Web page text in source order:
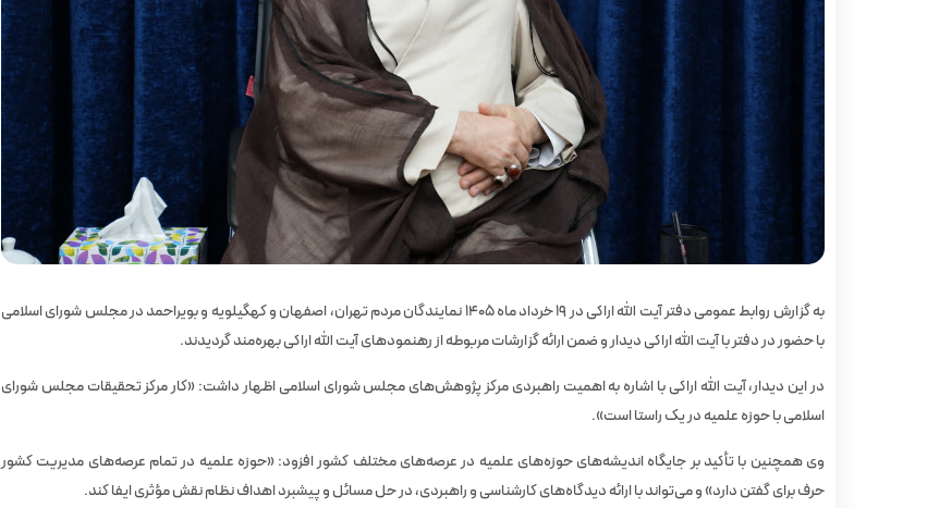
به گزارش روابط عمومی دفتر آیت‌ الله اراکی در ۱۹ خرداد ماه ۱۴۰۵ نمایندگان مردم تهران، اصفهان و کهگیلویه و بویراحمد در مجلس شورای اسلامی
با حضور در دفتر با آیت‌ الله اراکی دیدار و ضمن ارائه گزارشات مربوطه از رهنمود‌های آیت‌ الله اراکی بهره‌مند گردیدند.
در این دیدار، آیت‌ الله اراکی با اشاره به اهمیت راهبردی مرکز پژوهش‌های مجلس شورای اسلامی اظهار داشت: «کار مرکز تحقیقات مجلس شورای
اسلامی با حوزه علمیه در یک راستا است».
وی همچنین با تأکید بر جایگاه اندیشه‌های حوزه‌های علمیه در عرصه‌های مختلف کشور افزود: «حوزه علمیه در تمام عرصه‌های مدیریت کشور
حرف برای گفتن دارد» و می‌تواند با ارائه دیدگاه‌های کارشناسی و راهبردی، در حل مسائل و پیشبرد اهداف نظام نقش مؤثری ایفا کند.